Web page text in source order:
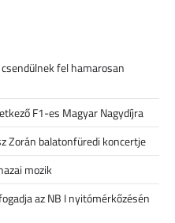
fel hamarosan
F1-es Magyar Nagydíjra
Zorán balatonfüredi koncertje
mozik
az NB I nyitómérkőzésén